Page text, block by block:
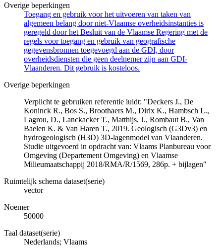
Overige beperkingen
Toegang en gebruik voor het uitvoeren van taken van
algemeen belang door niet-Vlaamse overheidsinstanties is
geregeld door het Besluit van de Vlaamse Regering met de
regels voor toegang en gebruik van geografische
gegevensbronnen toegevoegd aan de GDI, door
overheidsdiensten die geen deelnemer zijn aan GDI-
Vlaanderen. Dit gebruik is kosteloos.
Overige beperkingen
Verplicht te gebruiken referentie luidt: "Deckers J., De
Koninck R., Bos S., Broothaers M., Dirix K., Hambsch L.,
Lagrou, D., Lanckacker T., Matthijs, J., Rombaut B., Van
Baelen K. & Van Haren T., 2019. Geologisch (G3Dv3) en
hydrogeologisch (H3D) 3D-lagenmodel van Vlaanderen.
Studie uitgevoerd in opdracht van: Vlaams Planbureau voor
Omgeving (Departement Omgeving) en Vlaamse
Milieumaatschappij 2018/RMA/R/1569, 286p. + bijlagen"
Ruimtelijk schema dataset(serie)
vector
Noemer
50000
Taal dataset(serie)
Nederlands; Vlaams